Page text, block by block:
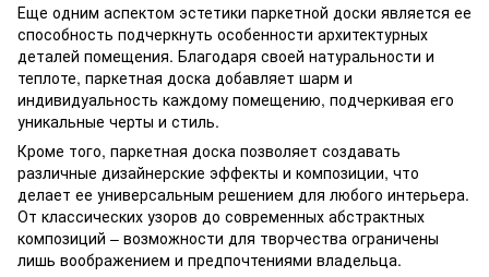
Еще одним аспектом эстетики паркетной доски является ее
способность подчеркнуть особенности архитектурных
деталей помещения. Благодаря своей натуральности и
теплоте, паркетная доска добавляет шарм и
индивидуальность каждому помещению, подчеркивая его
уникальные черты и стиль.
Кроме того, паркетная доска позволяет создавать
различные дизайнерские эффекты и композиции, что
делает ее универсальным решением для любого интерьера.
От классических узоров до современных абстрактных
композиций – возможности для творчества ограничены
лишь воображением и предпочтениями владельца.